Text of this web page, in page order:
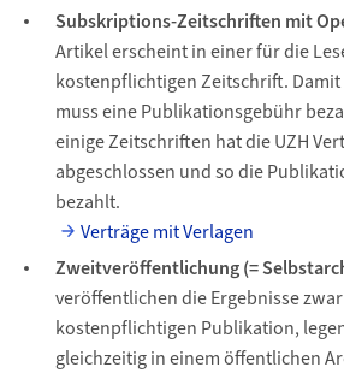
Subskriptions-Zeitschriften mit
Artikel erscheint in einer für die
kostenpflichtigen Zeitschrift. Damit
muss eine Publikationsgebühr
einige Zeitschriften hat die UZH
abgeschlossen und so die
bezahlt.
Verträge mit Verlagen
Zweitveröffentlichung (=
veröffentlichen die Ergebnisse
kostenpflichtigen Publikation,
gleichzeitig in einem öffentlichen